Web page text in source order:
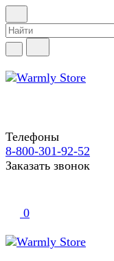
Телефоны
8-800-301-92-52
Заказать звонок
0